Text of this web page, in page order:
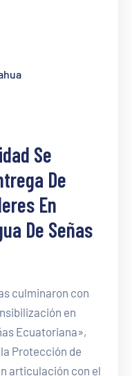
Se
De
En
De Señas
culminaron con
en
Ecuatoriana»,
Protección de
articulación con el